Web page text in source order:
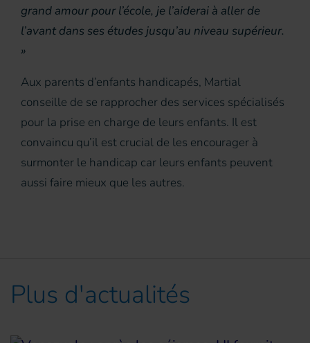
grand amour pour l’école, je l’aiderai à aller de
l’avant dans ses études jusqu’au niveau supérieur.
»
Aux parents d’enfants handicapés, Martial
conseille de se rapprocher des services spécialisés
pour la prise en charge de leurs enfants. Il est
convaincu qu’il est crucial de les encourager à
surmonter le handicap car leurs enfants peuvent
aussi faire mieux que les autres.
Plus d'actualités